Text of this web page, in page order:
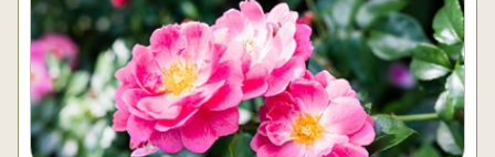
Livraison de fleurs
Blog